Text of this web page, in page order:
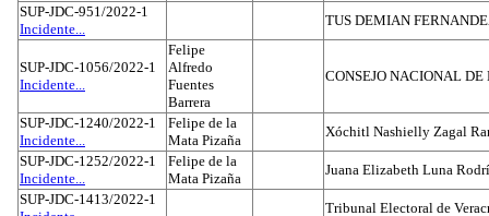
SUP-JDC-951/2022-1
Incidente...
TUS DEMIAN
SUP-JDC-1056/2022-1
Incidente...
Felipe
Alfredo
Fuentes
Barrera
CONSEJO NACIONAL
SUP-JDC-1240/2022-1
Incidente...
Felipe de la
Mata Pizaña
Xóchitl Nashielly Zagal
SUP-JDC-1252/2022-1
Incidente...
Felipe de la
Mata Pizaña
Juana Elizabeth Luna
SUP-JDC-1413/2022-1
Tribunal Electoral de